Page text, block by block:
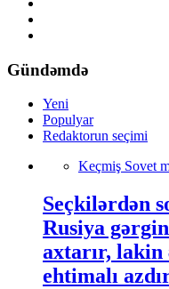
Gündəmdə
Yeni
Populyar
Redaktorun seçimi
Keçmiş Sovet
Seçkilərdən
Rusiya
axtarır, lakin
ehtimalı